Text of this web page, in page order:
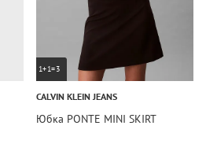
1+1=3
CALVIN KLEIN JEANS
Юбка PONTE MINI SKIRT